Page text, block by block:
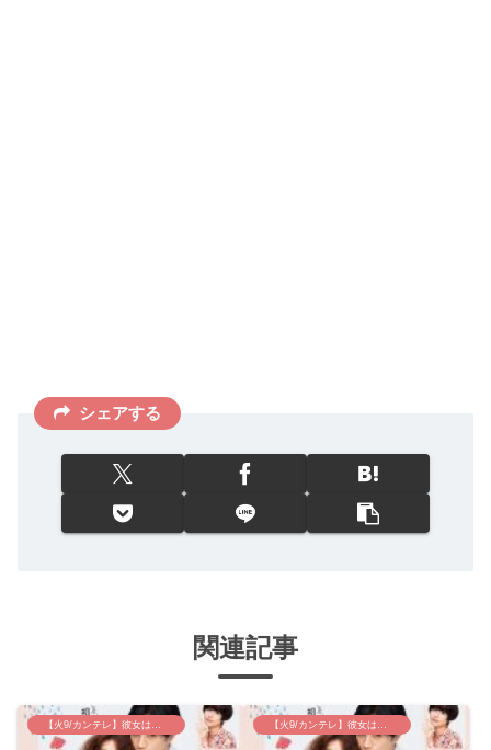
シェアする
関連記事
【火9/カンテレ】彼女はキレイだった 【火9/カンテレ】彼女はキレイだった